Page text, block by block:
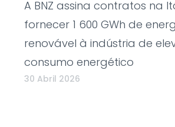
A BNZ assina contratos na
fornecer 1 600 GWh de
renovável à indústria de
consumo energético
30 Abril 2026